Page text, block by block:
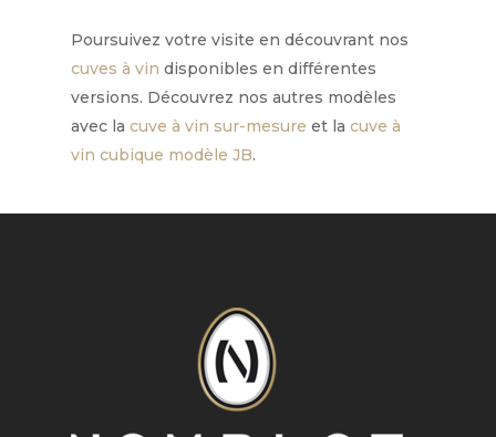
Poursuivez votre visite en découvrant nos
cuves à vin disponibles en différentes
versions. Découvrez nos autres modèles
avec lacuve à vin sur-mesure et lacuve à
vin cubique modèle JB.